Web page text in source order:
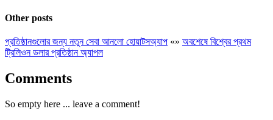
Other posts
প্রতিষ্ঠানগুলোর জন্য নতুন সেবা আনলো হোয়াটসঅ্যাপ «» অবশেষে বিশ্বের প্রথম
ট্রিলিওন ডলার প্রতিষ্ঠান অ্যাপল
Comments
So empty here ... leave a comment!